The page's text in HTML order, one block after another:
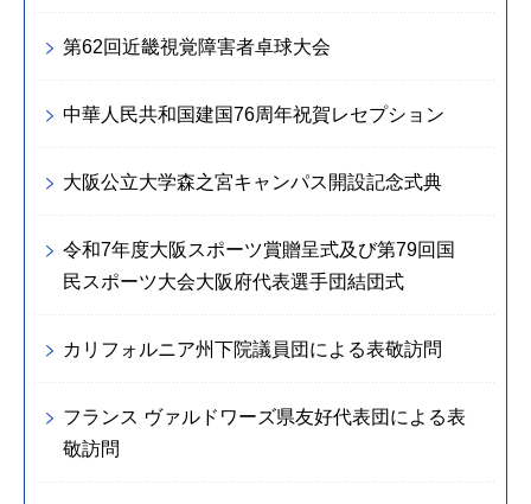
第62回近畿視覚障害者卓球大会
中華人民共和国建国76周年祝賀レセプション
大阪公立大学森之宮キャンパス開設記念式典
令和7年度大阪スポーツ賞贈呈式及び第79回国
民スポーツ大会大阪府代表選手団結団式
カリフォルニア州下院議員団による表敬訪問
フランス ヴァルドワーズ県友好代表団による表
敬訪問